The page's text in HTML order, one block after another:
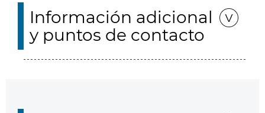
Información adicional
y puntos de contacto